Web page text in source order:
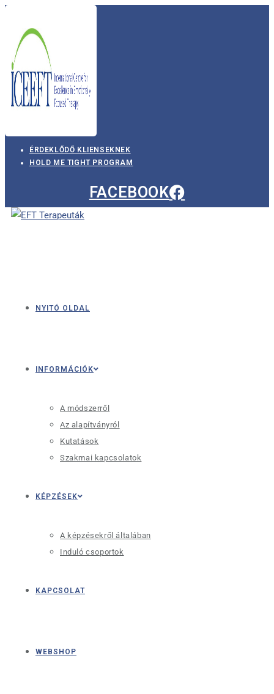
content
ÉRDEKLŐDŐ KLIENSEKNEK
HOLD ME TIGHT PROGRAM
FACEBOOK
NYITÓ OLDAL
INFORMÁCIÓK
A módszerről
Az alapítványról
Kutatások
Szakmai kapcsolatok
KÉPZÉSEK
A képzésekről általában
Induló csoportok
KAPCSOLAT
WEBSHOP